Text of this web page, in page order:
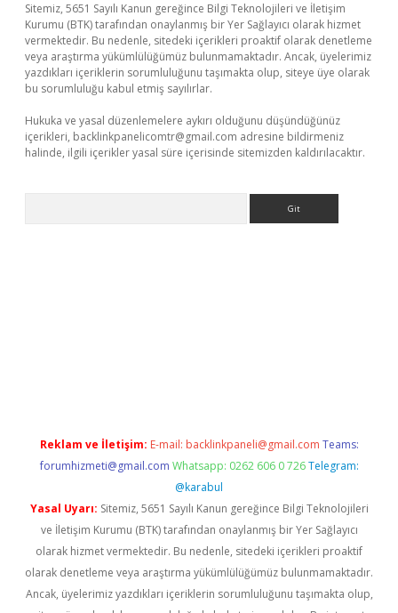
Sitemiz, 5651 Sayılı Kanun gereğince Bilgi Teknolojileri ve İletişim
Kurumu (BTK) tarafından onaylanmış bir Yer Sağlayıcı olarak hizmet
vermektedir. Bu nedenle, sitedeki içerikleri proaktif olarak denetleme
veya araştırma yükümlülüğümüz bulunmamaktadır. Ancak, üyelerimiz
yazdıkları içeriklerin sorumluluğunu taşımakta olup, siteye üye olarak
bu sorumluluğu kabul etmiş sayılırlar.
Hukuka ve yasal düzenlemelere aykırı olduğunu düşündüğünüz
içerikleri, backlinkpanelicomtr@gmail.com adresine bildirmeniz
halinde, ilgili içerikler yasal süre içerisinde sitemizden kaldırılacaktır.
Reklam ve İletişim: E-mail: backlinkpaneli@gmail.com Teams:
forumhizmeti@gmail.com Whatsapp: 0262 606 0 726 Telegram:
@karabul
Yasal Uyarı: Sitemiz, 5651 Sayılı Kanun gereğince Bilgi Teknolojileri
ve İletişim Kurumu (BTK) tarafından onaylanmış bir Yer Sağlayıcı
olarak hizmet vermektedir. Bu nedenle, sitedeki içerikleri proaktif
olarak denetleme veya araştırma yükümlülüğümüz bulunmamaktadır.
Ancak, üyelerimiz yazdıkları içeriklerin sorumluluğunu taşımakta olup,